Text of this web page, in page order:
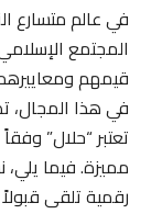
في عالم متسارع
المجتمع
قيمهم
في هذا المجال،
تعتبر “حلال”
مميزة. فيما
رقمية تلقى